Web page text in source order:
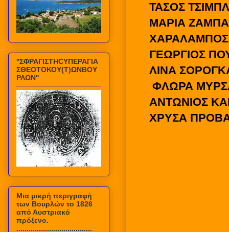
ΤΑΣΟΣ
ΜΑΡΙΑ ΖΑΜΠΑ
ΓΕΩΡΓΙΟΣ
ΛΙΝΑ
ΦΛΩΡΑ
ΑΝΤΩΝΙΟΣ
ΧΡΥΣΑ
''ΣΦΡΑΓΙΣΤΗCΥΠΕΡΑΓΙΑ
ΣΘΕΟΤΟΚΟΥ(Τ)ΩΝΒΟΥ
ΡΛΩΝ''
Mια μικρή περιγραφή
των Βουρλών το 1826
από Αυστριακό
πρόξενο.
.....................................